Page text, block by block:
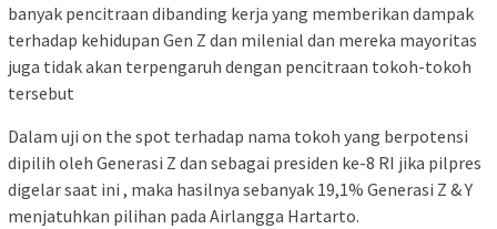
banyak pencitraan dibanding kerja yang memberikan dampak
terhadap kehidupan Gen Z dan milenial dan mereka mayoritas
juga tidak akan terpengaruh dengan pencitraan tokoh-tokoh
tersebut
Dalam uji on the spot terhadap nama tokoh yang berpotensi
dipilih oleh Generasi Z dan sebagai presiden ke-8 RI jika pilpres
digelar saat ini , maka hasilnya sebanyak 19,1% Generasi Z & Y
menjatuhkan pilihan pada Airlangga Hartarto.